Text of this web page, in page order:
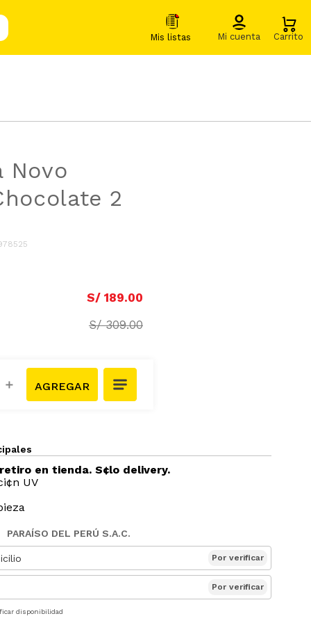
Novo
2
S/ 189.00
S/ 309.00
＋
en tienda. S¢lo delivery.
UV
PARAÍSO DEL PERÚ S.A.C.
Por verificar
Por verificar
disponibilidad